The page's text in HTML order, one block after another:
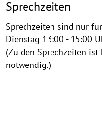
Sprechzeiten
Sprechzeiten sind nur
Dienstag 13:00 - 15:00
(Zu den Sprechzeiten ist
notwendig.)